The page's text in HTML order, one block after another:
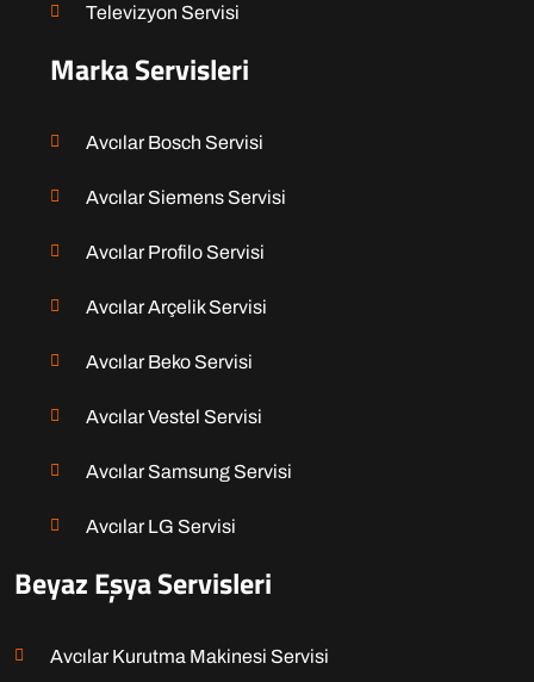
Televizyon Servisi
Marka Servisleri
Avcılar Bosch Servisi
Avcılar Siemens Servisi
Avcılar Profilo Servisi
Avcılar Arçelik Servisi
Avcılar Beko Servisi
Avcılar Vestel Servisi
Avcılar Samsung Servisi
Avcılar LG Servisi
Beyaz Eşya Servisleri
Avcılar Kurutma Makinesi Servisi